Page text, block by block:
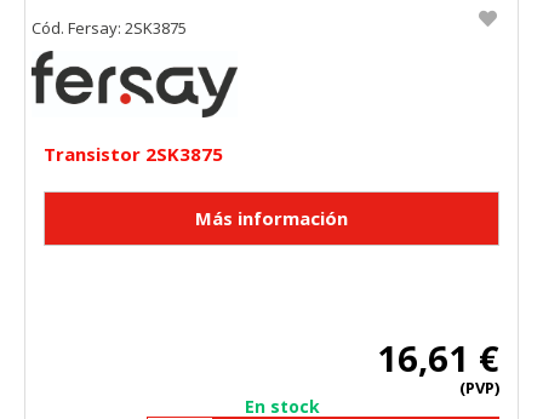
Transistor 2SK3875
16,61 €
(PVP)
En stock
Cód. Fersay: 2SK3875